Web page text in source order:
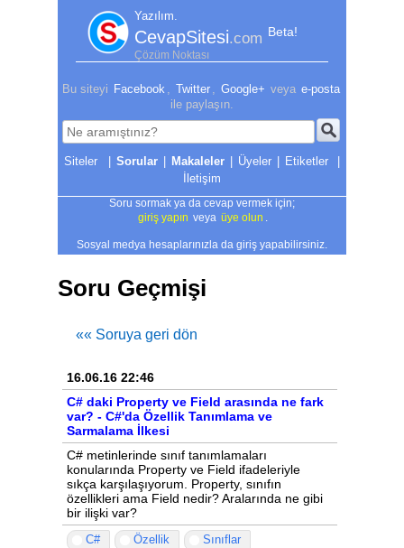
Yazılım.
CevapSitesi.com Beta!
Çözüm Noktası
Bu siteyi Facebook Twitter Google+ veya e-posta
ile paylaşın.
| Sorular | Makaleler | Üyeler | Etiketler
|
İletişim
Soru sormak ya da cevap vermek için;
giriş yapın veya üye olun
Sosyal medya hesaplarınızla da giriş yapabilirsiniz.
Soru Geçmişi
«« Soruya geri dön
16.06.16 22:46
C# daki Property ve Field arasında ne fark
var? - C#'da Özellik Tanımlama ve
Sarmalama İlkesi
C# metinlerinde sınıf tanımlamaları
konularında Property ve Field ifadeleriyle
sıkça karşılaşıyorum. Property, sınıfın
özellikleri ama Field nedir? Aralarında ne gibi
bir ilişki var?
C# Özellik Sınıflar